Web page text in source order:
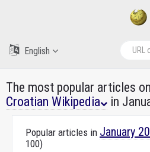
English
The most popular articles on
Croatian Wikipedia
in
Popular articles in January
100)